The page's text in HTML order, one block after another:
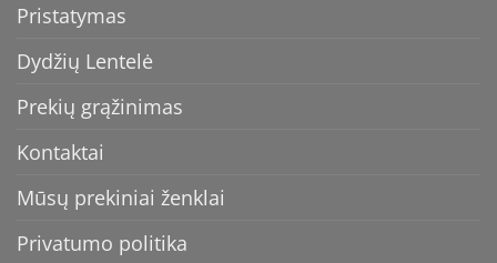
Pristatymas
Dydžių Lentelė
Prekių grąžinimas
Kontaktai
Mūsų prekiniai ženklai
Privatumo politika